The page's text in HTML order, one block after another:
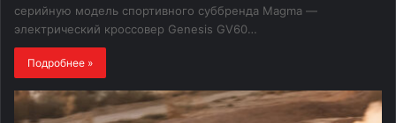
серийную модель спортивного суббренда Magma —
электрический кроссовер Genesis GV60…
Подробнее »